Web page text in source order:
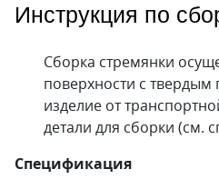
Инструкция по
Сборка стремянки
по­верхности с
изделие от
детали для сборки (см.
Спецификация